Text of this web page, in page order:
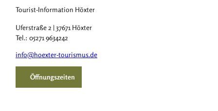
Tourist-Information Höxter
Uferstraße 2 | 37671 Höxter
Tel.: 05271 9634242
info@hoexter-tourismus.de
Öffnungszeiten